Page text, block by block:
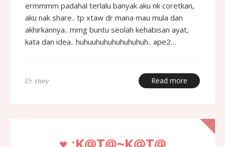
ermmmm padahal terlalu banyak aku nk coretkan,
aku nak share.. tp xtaw dr mana mau mula dan
akhirkannya.. mmg buntu seolah kehabisan ayat,
kata dan idea.. huhuuhuhuhuhuhuhuh.. ape2…
story Read more